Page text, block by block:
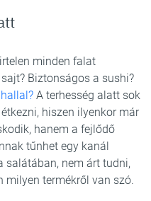
minden falat
Biztonságos a sushi?
A terhesség alatt sok
hiszen ilyenkor már
hanem a fejlődő
tűnhet egy kanál
salátában, nem árt tudni,
milyen termékről van szó.